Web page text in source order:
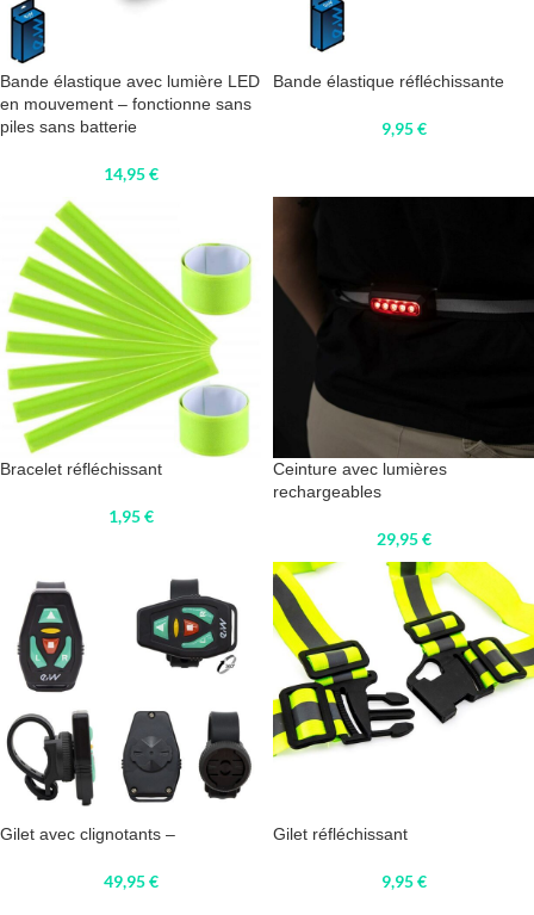
Bande élastique avec lumière LED
en mouvement – fonctionne sans
piles sans batterie
14,95€
Bande élastique réfléchissante
9,95€
Bracelet réfléchissant
1,95€
Ceinture avec lumières
rechargeables
29,95€
Gilet avec clignotants –
49,95€
Gilet réfléchissant
9,95€